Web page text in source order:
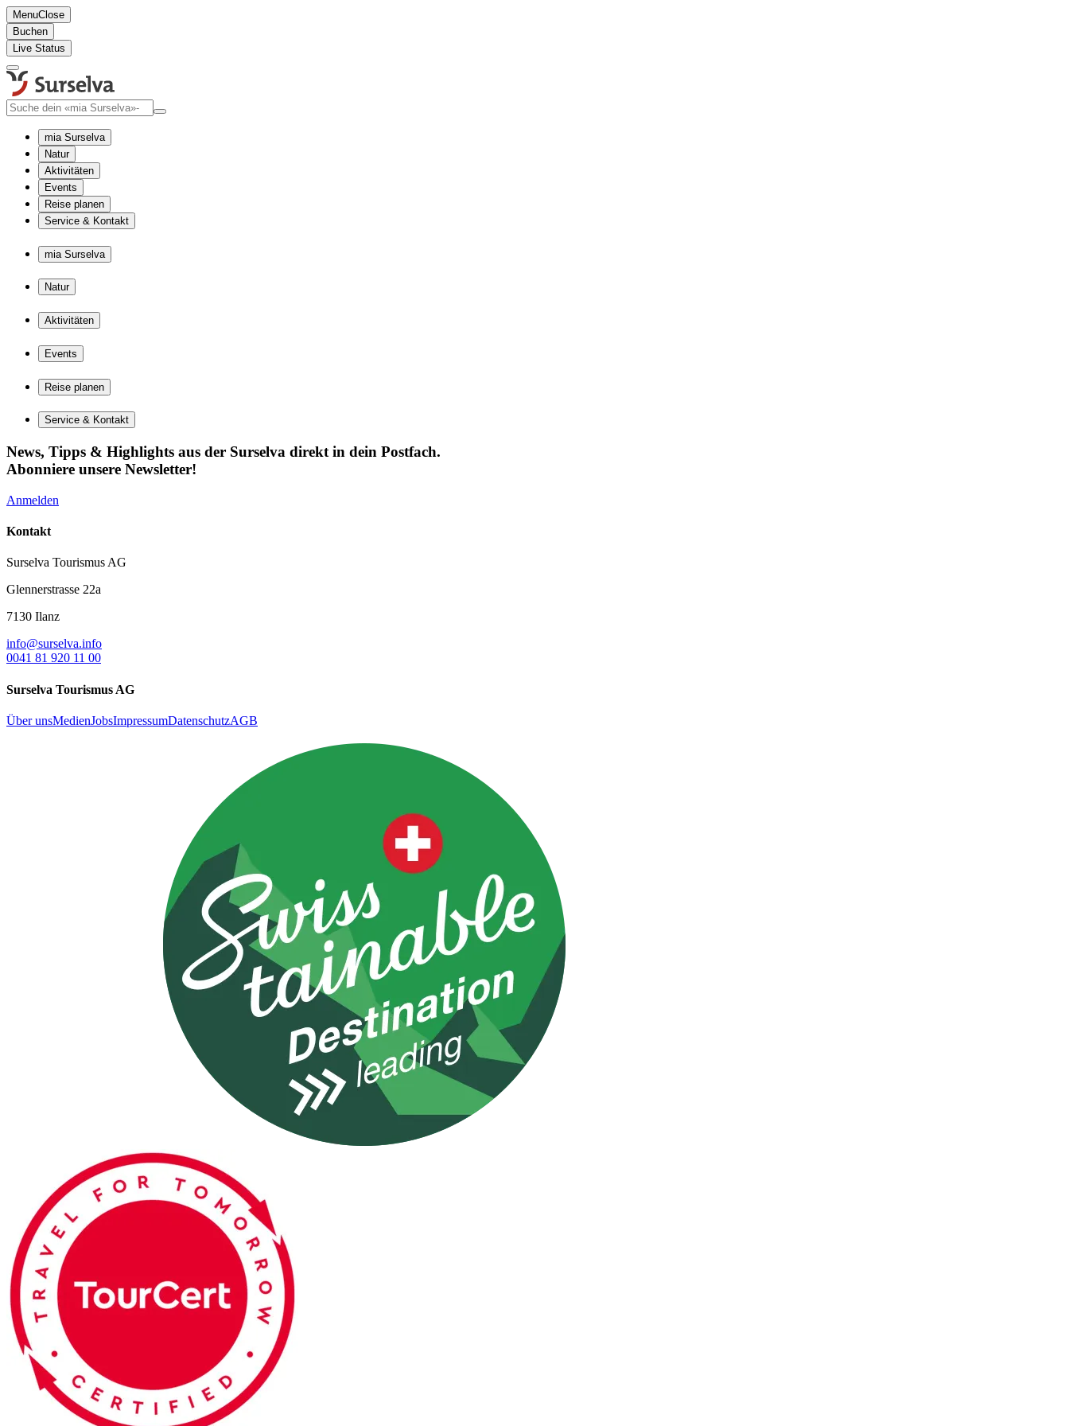
MenuClose
Buchen
Live Status
mia Surselva
Natur
Aktivitäten
Events
Reise planen
Service & Kontakt
mia Surselva
Natur
Aktivitäten
Events
Reise planen
Service & Kontakt
News, Tipps & Highlights aus der Surselva direkt in dein Postfach.
Abonniere unsere Newsletter!
Anmelden
Kontakt
Surselva Tourismus AG
Glennerstrasse 22a
7130 Ilanz
info@surselva.info
0041 81 920 11 00
Surselva Tourismus AG
Über unsMedienJobsImpressumDatenschutzAGB